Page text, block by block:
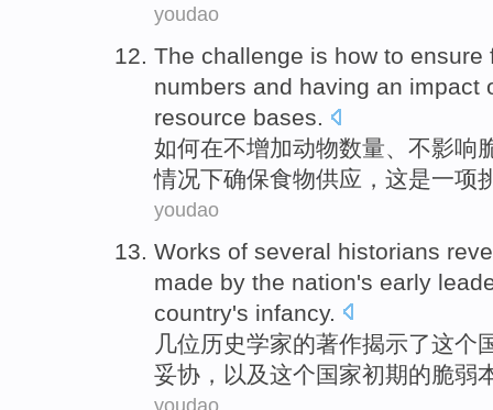
youdao
The challenge is how to ensure
numbers and having an impact
resource bases.
如何在不增加动物数量、不影响
情况下确保食物供应， 这是一项
youdao
Works of several historians
made by the nation's early
country's infancy.
几位历史学家的著作揭示了这个
妥协 ， 以及这个国家初期的脆弱
youdao